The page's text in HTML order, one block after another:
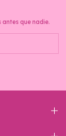
que nadie.